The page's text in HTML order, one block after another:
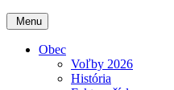
Menu
Obec
Voľby 2026
História